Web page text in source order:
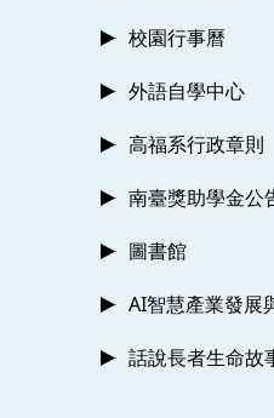
校園行事曆
外語自學中心
高福系行政章則
南臺獎助學金公
圖書館
AI智慧產業發展
話說長者生命故